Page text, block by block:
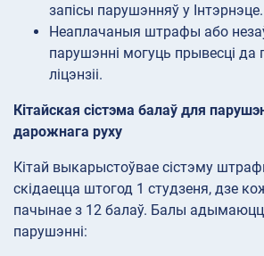
запісы парушэнняў у Інтэрнэце.
Неаплачаныя штрафы або
парушэнні могуць прывесці
ліцэнзіі.
Кітайская сістэма балаў для
дарожнага руху
Кітай выкарыстоўвае сістэму
скідаецца штогод 1 студзеня, дзе
пачынае з 12 балаў. Балы
парушэнні: